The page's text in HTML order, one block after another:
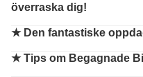
överraska dig!
★ Den fantastiske
★Tips om Begagnade